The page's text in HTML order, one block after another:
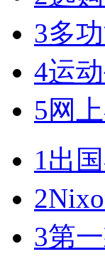
3多
4运
5网
1出
2
3第